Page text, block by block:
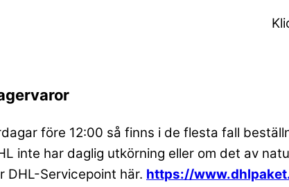
före 12:00 så finns i de flesta fall
inte har daglig utkörning eller om det av
DHL-Servicepoint här. https://